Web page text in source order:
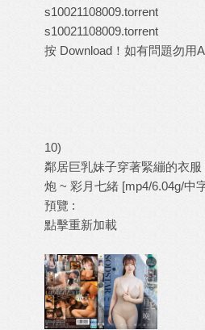
s10021108009.torrent
s10021108009.torrent
按 Download！如有問題勿用
10)
鄰居巨乳妹子穿著緊繃的衣
炮 ~ 彩月七緒 [mp4/6.04g/中
預覽 :
點擊重新加載